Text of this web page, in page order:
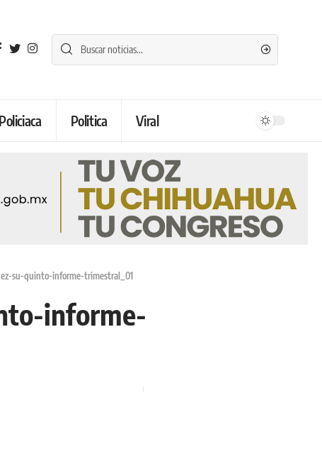
Policiaca Politica Viral
su-quinto-informe-trimestral_01
informe-